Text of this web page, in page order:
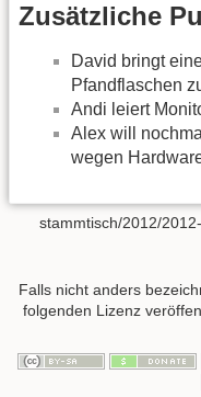
Zusätzliche
David bringt
Pfandflaschen
Andi leiert
Alex will
wegen
stammtisch/2012/
Falls nicht anders
folgenden Lizenz